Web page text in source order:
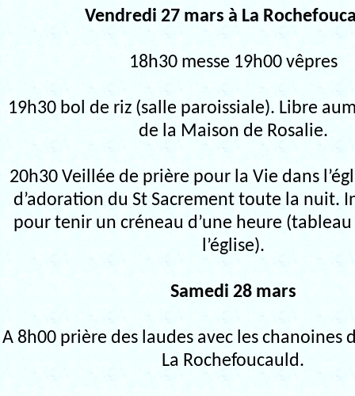
Vendredi 27 mars à La
18h30 messe 19h00 vêpres
19h30 bol de riz (salle paroissiale). Libre
de la Maison de Rosalie.
20h30 Veillée de prière pour la Vie dans
d’adoration du St Sacrement toute la nuit.
pour tenir un créneau d’une heure (tableau
l’église).
Samedi 28 mars
A 8h00 prière des laudes avec les chanoines
La Rochefoucauld.